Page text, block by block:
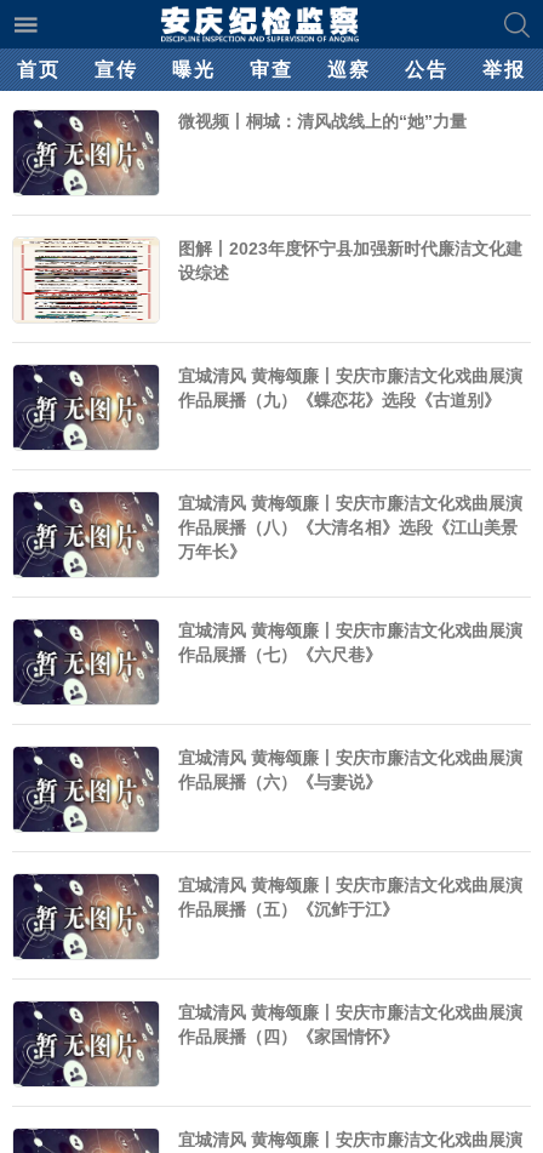
首页 宣传 曝光 审查 巡察 公告 举报
微视频丨桐城：清风战线上的“她”力量
图解丨2023年度怀宁县加强新时代廉洁文化建
设综述
宜城清风 黄梅颂廉丨安庆市廉洁文化戏曲展演
作品展播（九）《蝶恋花》选段《古道别》
宜城清风 黄梅颂廉丨安庆市廉洁文化戏曲展演
作品展播（八）《大清名相》选段《江山美景
万年长》
宜城清风 黄梅颂廉丨安庆市廉洁文化戏曲展演
作品展播（七）《六尺巷》
宜城清风 黄梅颂廉丨安庆市廉洁文化戏曲展演
作品展播（六）《与妻说》
宜城清风 黄梅颂廉丨安庆市廉洁文化戏曲展演
作品展播（五）《沉鲊于江》
宜城清风 黄梅颂廉丨安庆市廉洁文化戏曲展演
作品展播（四）《家国情怀》
宜城清风 黄梅颂廉丨安庆市廉洁文化戏曲展演